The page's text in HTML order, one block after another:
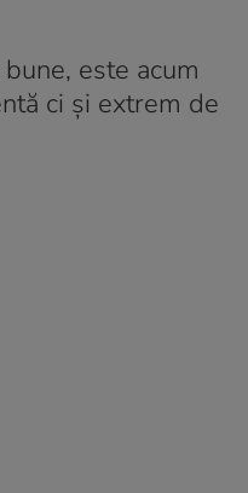
este acum
ci și extrem de